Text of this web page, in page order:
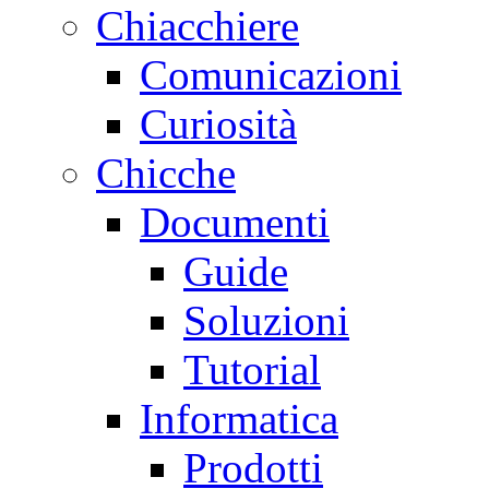
Chiacchiere
Comunicazioni
Curiosità
Chicche
Documenti
Guide
Soluzioni
Tutorial
Informatica
Prodotti